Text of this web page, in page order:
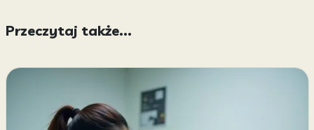
Przeczytaj także...